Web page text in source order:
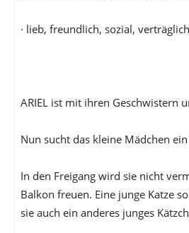
· lieb, freundlich, sozial,
ARIEL ist mit ihren Geschwistern
Nun sucht das kleine Mädchen
In den Freigang wird sie nicht
Balkon freuen. Eine junge Katze
sie auch ein anderes junges